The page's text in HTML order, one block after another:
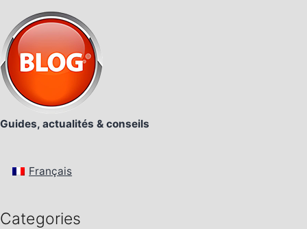
Guides, actualités & conseils
Français
Categories